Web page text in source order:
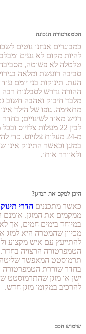
הטמפרטורה הנכונה
כמבוגרים אנחנו נוטים
להיות מקום לא נעים
טלטלה לא פשוטה,
סביבה רועשת ומלאה
העת. תינוקות בני יומם
ההורה נדרש לסבלנות רבה
מלבד חיבוק ואהבה חשוב
מתאימה. גופו של הילד
לבין 22 מעלות
מ-24 מעלות צלזיוס.
במזגן וכאשר התינוק
ולאוורר אותו.
היכן למקם את המזגן?
כאשר מתכננים חדרי
ממקמים את המזגן. אומנם
במיוחד בימים חמים, אך
מכיוון שהמטרה היא
להתייעץ עם איש מקצוע
הטמפרטורה הרצויה בחדר.
תרמוסטט המאפשר
בחדר שוררת הטמפרטורה
ישן או מזגן שהתרמוסטט
להרכיב במקומו מזגן חדש.
שימוש חכם